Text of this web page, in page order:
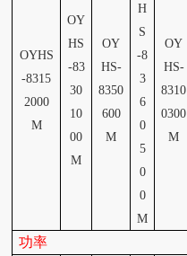
OYHS
-8315
2000
M
OY
HS
-83
30
10
00
M
OY
HS-
8350
600
M
H
S
-8
3
6
0
5
0
0
M
OY
HS-
8310
0300
M
功率